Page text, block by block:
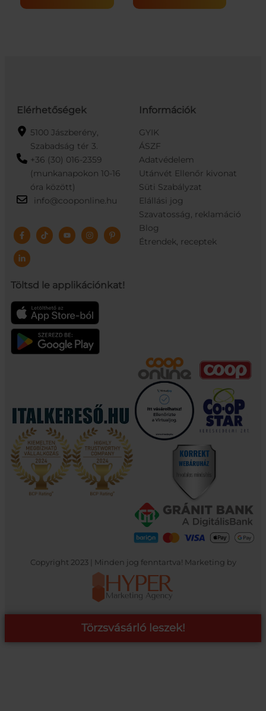
Elérhetőségek
5100 Jászberény,
Szabadság tér 3.
+36 (30) 016-2359
(munkanapokon 10-16
óra között)
info@cooponline.hu
Töltsd le applikációnkat!
Információk
GYIK
ÁSZF
Adatvédelem
Utánvét Ellenőr kivonat
Süti Szabályzat
Elállási jog
Szavatosság, reklamáció
Blog
Étrendek, receptek
Copyright 2023 | Minden jog fenntartva! Marketing by
Törzsvásárló leszek!